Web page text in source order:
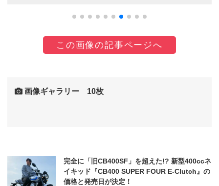
この画像の記事ページへ
画像ギャラリー 10枚
完全に「旧CB400SF」を超えた!? 新型400ccネ
イキッド『CB400 SUPER FOUR E-Clutch』の
価格と発売日が決定！